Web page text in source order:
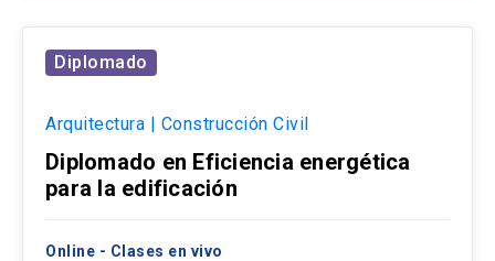
Diplomado
Arquitectura | Construcción Civil
Diplomado en Eficiencia energética
para la edificación
Online - Clases en vivo